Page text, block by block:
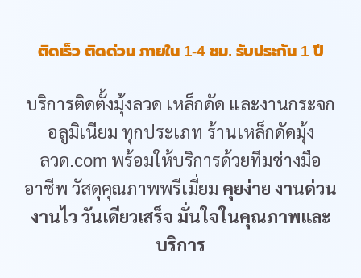
ติดเร็ว ติดด่วน ภายใน 1-4 ชม. รับประกัน 1 ปี
บริการติดตั้งมุ้งลวด เหล็กดัด และงานกระจก
อลูมิเนียม ทุกประเภท ร้านเหล็กดัดมุ้ง
ลวด.com พร้อมให้บริการด้วยทีมช่างมือ
อาชีพ วัสดุคุณภาพพรีเมี่ยม คุยง่าย งานด่วน
งานไว วันเดียวเสร็จ มั่นใจในคุณภาพและ
บริการ